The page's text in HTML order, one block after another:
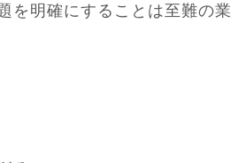
を明確にすることは至難の業